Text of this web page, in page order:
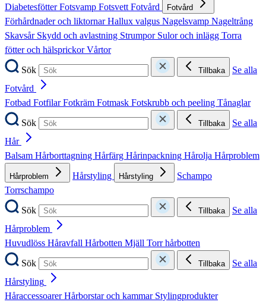
DiabetesfötterFotsvamp FotsvettFotvård Fotvård
Förhårdnader och liktornarHallux valgus Nagelsvamp Nageltrång
Skavsår Skydd och avlastning Strumpor Sulor och inlägg Torra
fötter och hälsprickorVårtor
Sök
Tillbaka
Se alla
Fotvård
Fotbad FotfilarFotkräm Fotmask Fotskrubb och peeling Tånaglar
Sök
Tillbaka
Se alla
Hår
Balsam Hårborttagning Hårfärg Hårinpackning Hårolja Hårproblem
Hårproblem Hårstyling Hårstyling
Schampo
Torrschampo
Sök
Tillbaka
Se alla
Hårproblem
Huvudlöss Håravfall Hårbotten Mjäll Torr hårbotten
Sök
Tillbaka
Se alla
Hårstyling
HåraccessoarerHårborstar och kammar Stylingprodukter